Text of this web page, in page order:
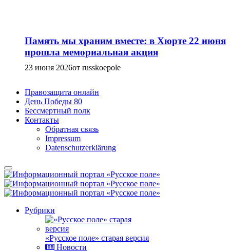
Память мы храним вместе: в Хюрте 22 июня
прошла мемориальная акция
23 июня 2026от russkoepole
Правозащита онлайн
День Победы 80
Бессмертный полк
Контакты
Обратная связь
Impressum
Datenschutzerklärung
Рубрики
«Русское поле» старая версия
Новости